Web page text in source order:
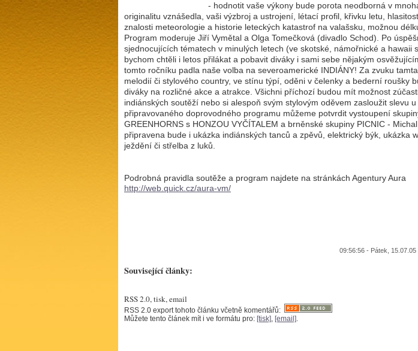
- hodnotit vaše výkony bude porota neodborná v
originalitu vznášedla, vaši výzbroj a ustrojení, létací profil, křivku letu,
znalosti meteorologie a historie leteckých katastrof na valašsku, možnou
Program moderuje Jiří Vymětal a Olga Tomečková (divadlo Schod). Po
sjednocujících tématech v minulých letech (ve skotské, námořnické a hawaii
bychom chtěli i letos přilákat a pobavit diváky i sami sebe nějakým
tomto ročníku padla naše volba na severoamerické INDIÁNY! Za zvuku
melodií či stylového country, ve stínu týpí, oděni v čelenky a bederní roušky
diváky na rozličné akce a atrakce. Všichni příchozí budou mít možnost
indiánských soutěží nebo si alespoň svým stylovým oděvem zasloužit slevu
připravovaného doprovodného programu můžeme potvrdit vystoupení
GREENHORNS s HONZOU VYČÍTALEM a brněnské skupiny PICNIC -
připravena bude i ukázka indiánských tanců a zpěvů, elektrický býk, ukázka
ježdění či střelba z luků.
Podrobná pravidla soutěže a program najdete na stránkách Agentury Aura
http://web.quick.cz/aura-vm/
09:56:56 - Pátek,
Související články:
RSS 2.0, tisk, email
RSS 2.0 export tohoto článku včetně komentářů:
Můžete tento článek mít i ve formátu pro: [tisk], [email].